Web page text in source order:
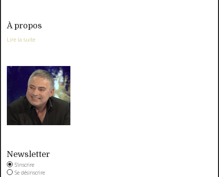
À propos
Lire la suite
Newsletter
S'inscrire
Se désinscrire